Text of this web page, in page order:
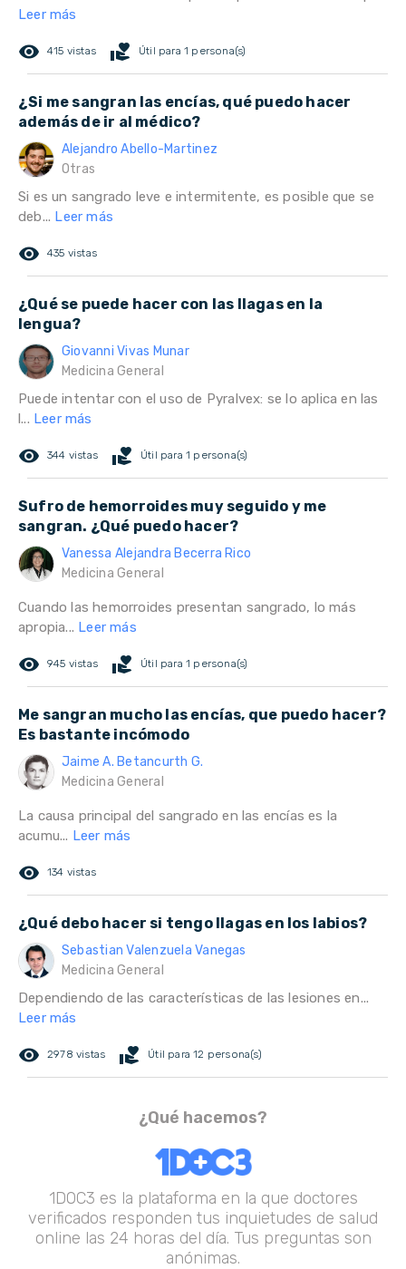
Leer más
remove_red_eye 415 vistas volunteer_activism Útil para 1 persona(s)
¿Si me sangran las encías, qué puedo hacer
además de ir al médico?
Alejandro Abello-Martinez
Otras
Si es un sangrado leve e intermitente, es posible que se
deb... Leer más
remove_red_eye 435 vistas
¿Qué se puede hacer con las llagas en la
lengua?
Giovanni Vivas Munar
Medicina General
Puede intentar con el uso de Pyralvex: se lo aplica en las
l... Leer más
remove_red_eye 344 vistas volunteer_activism Útil para 1 persona(s)
Sufro de hemorroides muy seguido y me
sangran. ¿Qué puedo hacer?
Vanessa Alejandra Becerra Rico
Medicina General
Cuando las hemorroides presentan sangrado, lo más
apropia... Leer más
remove_red_eye 945 vistas volunteer_activism Útil para 1 persona(s)
Me sangran mucho las encías, que puedo hacer?
Es bastante incómodo
Jaime A. Betancurth G.
Medicina General
La causa principal del sangrado en las encías es la
acumu... Leer más
remove_red_eye 134 vistas
¿Qué debo hacer si tengo llagas en los labios?
Sebastian Valenzuela Vanegas
Medicina General
Dependiendo de las características de las lesiones en...
Leer más
remove_red_eye 2978 vistas volunteer_activism Útil para 12 persona(s)
¿Qué hacemos?
1DOC3 es la plataforma en la que doctores
verificados responden tus inquietudes de salud
online las 24 horas del día. Tus preguntas son
anónimas.